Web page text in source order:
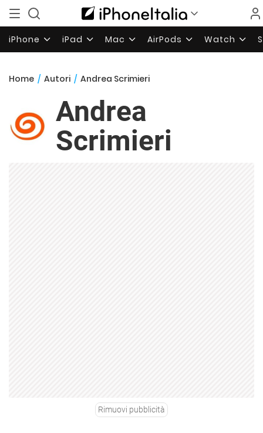
iPhone iPad Mac AirPods Watch
Home / Autori / Andrea Scrimieri
Andrea
Scrimieri
Rimuovi pubblicità